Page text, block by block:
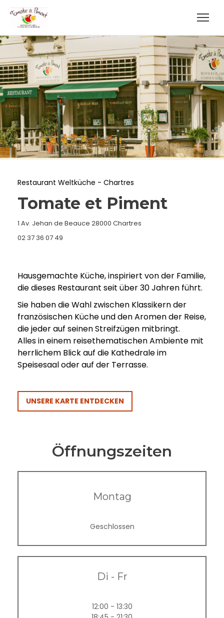
Restaurant Weltküche - Chartres
Tomate et Piment
1 Av. Jehan de Beauce 28000 Chartres
02 37 36 07 49
Hausgemachte Küche, inspiriert von der Familie,
die dieses Restaurant seit über 30 Jahren führt.
Sie haben die Wahl zwischen Klassikern der
französischen Küche und den Aromen der Reise,
die jeder auf seinen Streifzügen mitbringt.
Alles in einem reisethematischen Ambiente mit
herrlichem Blick auf die Kathedrale im
Speisesaal oder auf der Terrasse.
UNSERE KARTE ENTDECKEN
Öffnungszeiten
Montag
Geschlossen
Di - Fr
12:00 - 13:30